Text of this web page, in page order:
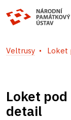
Veltrusy Loket
Loket
detail